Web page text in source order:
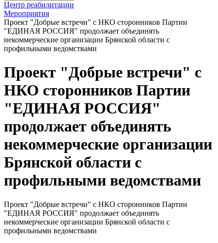
Центр реабилитации
Мероприятия
Проект "Добрые встречи" с НКО сторонников Партии
"ЕДИНАЯ РОССИЯ" продолжает объединять
некоммерческие организации Брянской области с
профильными ведомствами
Проект "Добрые встречи" с
НКО сторонников Партии
"ЕДИНАЯ РОССИЯ"
продолжает объединять
некоммерческие организации
Брянской области с
профильными ведомствами
Проект "Добрые встречи" с НКО сторонников Партии
"ЕДИНАЯ РОССИЯ" продолжает объединять
некоммерческие организации Брянской области с
профильными ведомствами